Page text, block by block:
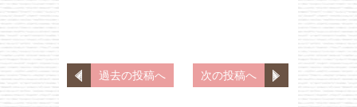
過去の投稿へ 次の投稿へ